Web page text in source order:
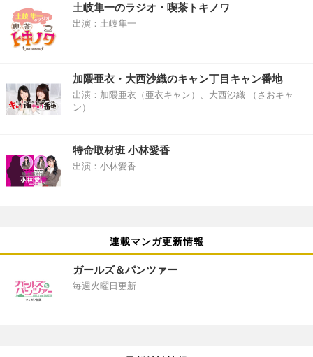
土岐隼一のラジオ・喫茶トキノワ
出演：土岐隼一
加隈亜衣・大西沙織のキャン丁目キャン番地
出演：加隈亜衣（亜衣キャン）、大西沙織 （さおキャ
ン）
特命取材班 小林愛香
出演：小林愛香
連載マンガ更新情報
ガールズ＆パンツァー
毎週火曜日更新